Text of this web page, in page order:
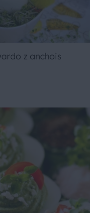
z anchois